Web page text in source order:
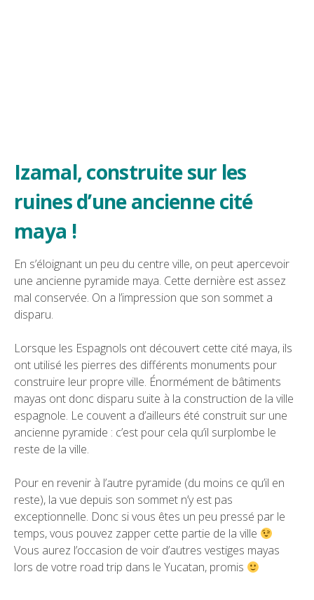
Izamal, construite sur les
ruines d’une ancienne cité
maya !
En s’éloignant un peu du centre ville, on peut apercevoir
une ancienne pyramide maya. Cette dernière est assez
mal conservée. On a l’impression que son sommet a
disparu.
Lorsque les Espagnols ont découvert cette cité maya, ils
ont utilisé les pierres des différents monuments pour
construire leur propre ville. Énormément de bâtiments
mayas ont donc disparu suite à la construction de la ville
espagnole. Le couvent a d’ailleurs été construit sur une
ancienne pyramide : c’est pour cela qu’il surplombe le
reste de la ville.
Pour en revenir à l’autre pyramide (du moins ce qu’il en
reste), la vue depuis son sommet n’y est pas
exceptionnelle. Donc si vous êtes un peu pressé par le
temps, vous pouvez zapper cette partie de la ville
Vous aurez l’occasion de voir d’autres vestiges mayas
lors de votre road trip dans le Yucatan, promis